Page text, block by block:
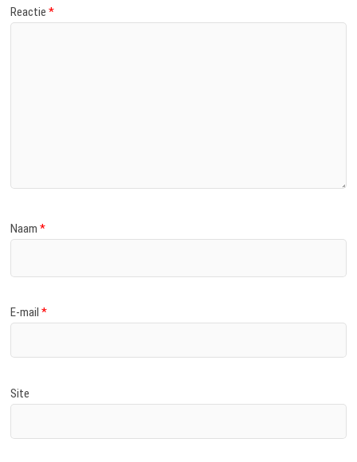
Reactie*
Naam*
E-mail*
Site